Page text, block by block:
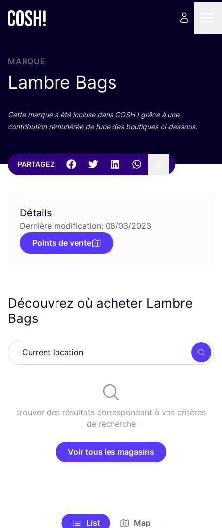
MARQUE
Lambre Bags
Cette marque a été incluse dans COSH! grâce à une
contri­bu­tion rému­né­rée de l’une des bou­tiques ci-dessous.
PARTAGEZ
Détails
Dernière modification: 08/03/2023
Points de vente
Découvrez où acheter Lambre
Bags
trouver des résultats correspondant à vos critères
de recherche
Voir tous les magasins
List Map